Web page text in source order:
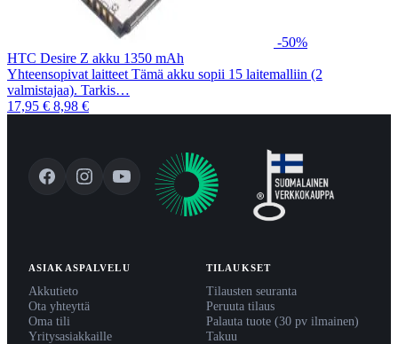
-50%
HTC Desire Z akku 1350 mAh
Yhteensopivat laitteet Tämä akku sopii 15 laitemalliin (2
valmistajaa). Tarkis…
17,95 € 8,98 €
ASIAKASPALVELU
Akkutieto
Ota yhteyttä
Oma tili
Yritysasiakkaille
TILAUKSET
Tilausten seuranta
Peruuta tilaus
Palauta tuote (30 pv ilmainen)
Takuu